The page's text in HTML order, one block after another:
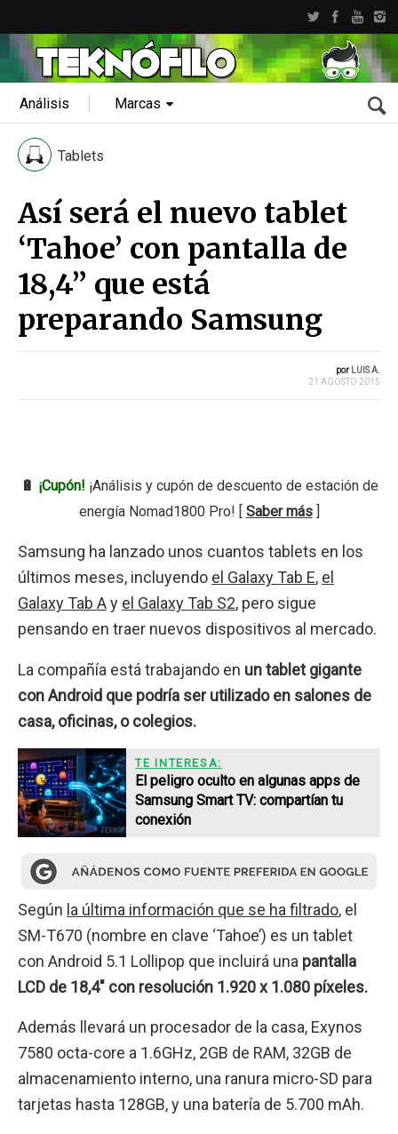
Análisis Marcas
Tablets
Así será el nuevo tablet
‘Tahoe’ con pantalla de
18,4” que está
preparando Samsung
por LUIS A.
21 AGOSTO 2015
🔋 ¡Cupón! ¡Análisis y cupón de descuento de estación de
energía Nomad1800 Pro! [ Saber más]
Samsung ha lanzado unos cuantos tablets en los
últimos meses, incluyendo el Galaxy Tab E, el
Galaxy Tab Ay el Galaxy Tab S2, pero sigue
pensando en traer nuevos dispositivos al mercado.
La compañía está trabajando en un tablet gigante
con Android que podría ser utilizado en salones de
casa, oficinas, o colegios.
TE INTERESA:
El peligro oculto en algunas apps de
Samsung Smart TV: compartían tu
conexión
Según la última información que se ha filtrado, el
SM-T670 (nombre en clave ‘Tahoe’) es un tablet
con Android 5.1 Lollipop que incluirá una pantalla
LCD de 18,4″ con resolución 1.920 x 1.080 píxeles.
Además llevará un procesador de la casa, Exynos
7580 octa-core a 1.6GHz, 2GB de RAM, 32GB de
almacenamiento interno, una ranura micro-SD para
tarjetas hasta 128GB, y una batería de 5.700 mAh.